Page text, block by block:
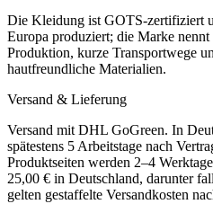
Die Kleidung ist GOTS-zertifiziert
Europa produziert; die Marke
Produktion, kurze Transportwege
hautfreundliche Materialien.
Versand & Lieferung
Versand mit DHL GoGreen. In
spätestens 5 Arbeitstage nach
Produktseiten werden 2–4
25,00 € in Deutschland, darunter
gelten gestaffelte Versandkosten